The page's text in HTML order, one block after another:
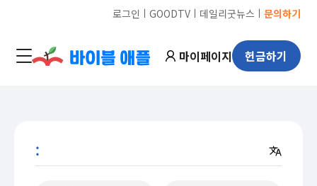
로그인 ㅣ GOODTVㅣ 데일리굿뉴스 ㅣ 문의하기
마이페이지 헌금하기
: